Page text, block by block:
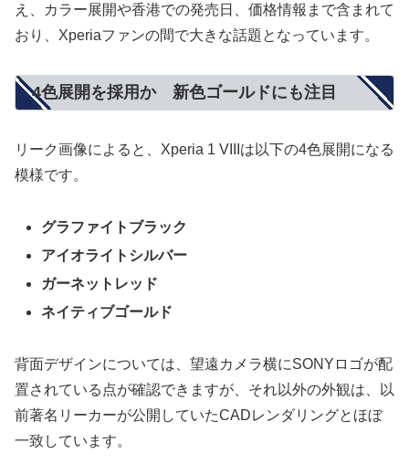
え、カラー展開や香港での発売日、価格情報まで含まれて
おり、Xperiaファンの間で大きな話題となっています。
4色展開を採用か 新色ゴールドにも注目
リーク画像によると、Xperia 1 VIIIは以下の4色展開になる
模様です。
グラファイトブラック
アイオライトシルバー
ガーネットレッド
ネイティブゴールド
背面デザインについては、望遠カメラ横にSONYロゴが配
置されている点が確認できますが、それ以外の外観は、以
前著名リーカーが公開していたCADレンダリングとほぼ
一致しています。